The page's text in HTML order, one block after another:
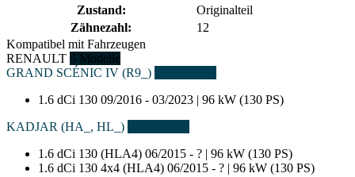
Zustand:
Originalteil
Zähnezahl:
12
Kompatibel mit Fahrzeugen
RENAULT 5 Modelle
GRAND SCÉNIC IV (R9_)
1.6 dCi 130 09/2016 - 03/2023 | 96 kW (130 PS)
KADJAR (HA_, HL_)
1.6 dCi 130 (HLA4) 06/2015 - ? | 96 kW (130 PS)
1.6 dCi 130 4x4 (HLA4) 06/2015 - ? | 96 kW (130 PS)